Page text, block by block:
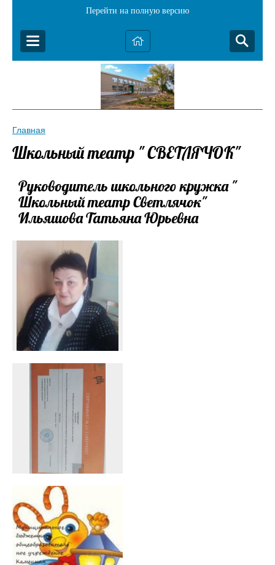
Перейти на полную версию
Главная
Школьный театр " СВЕТЛЯЧОК"
Руководитель школьного кружка "
Школьный театр Светлячок"
Ильяшова Татьяна Юрьевна